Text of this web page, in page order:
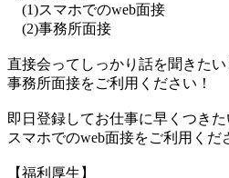
(1)スマホでのweb面接
(2)事務所面接
直接会ってしっかり話を聞きた
事務所面接をご利用ください！
即日登録してお仕事に早くつき
スマホでのweb面接をご利用くだ
【福利厚生】